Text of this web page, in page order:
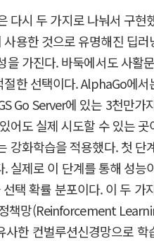
시 두 가지로 나눠서 구
용한 것으로 유명해진 딥
가진다. 바둑에서도 사활
한 선택이다. AlphaGo에
Go Server에 있는 3천만
도 실제 시도할 수 있는
화학습을 적용했다. 첫
제로 이 단계를 통해 성
택 확률 분포이다. 이 두
망(Reinforcement
한 컨벌루션신경망으로